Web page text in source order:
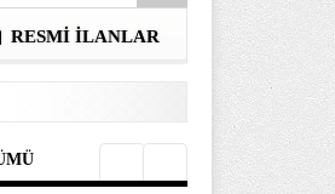
RESMI İLANLAR